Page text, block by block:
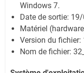
Windows 7.
Date de sortie:
Matériel
Version du fichier:
Nom de fichier: